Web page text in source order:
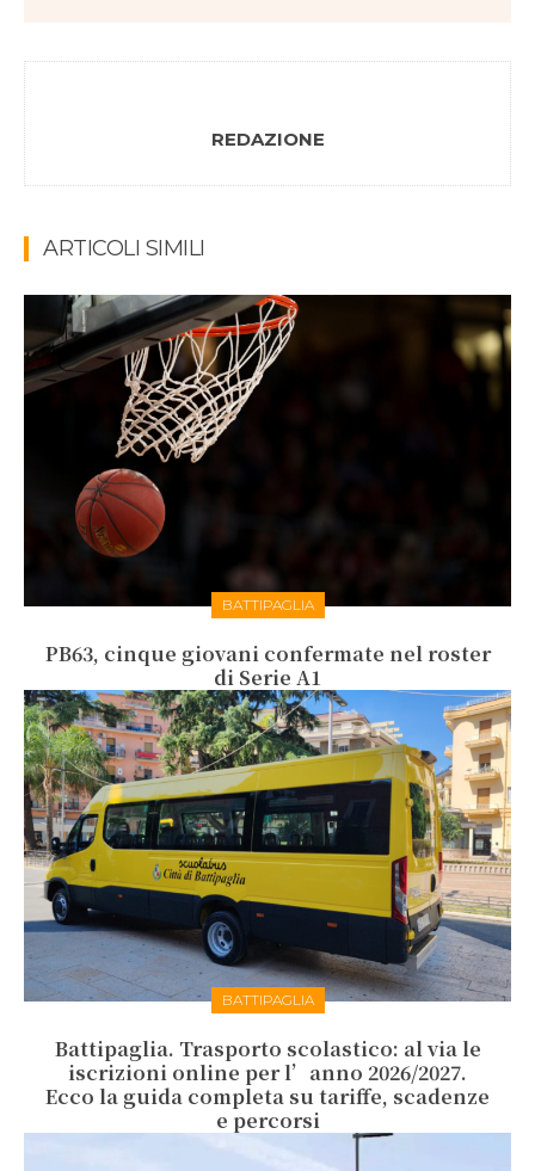
REDAZIONE
ARTICOLI SIMILI
BATTIPAGLIA
PB63, cinque giovani confermate nel roster
di Serie A1
BATTIPAGLIA
Battipaglia. Trasporto scolastico: al via le
iscrizioni online per l’anno 2026/2027.
Ecco la guida completa su tariffe, scadenze
e percorsi